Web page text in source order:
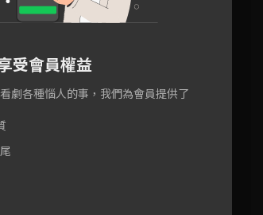
受會員權益
劇各種惱人的事，我們為會員提供了